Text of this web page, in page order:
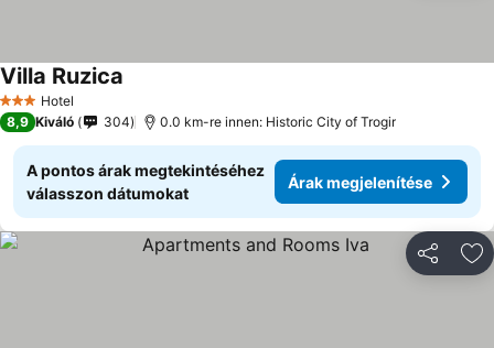
3 Kategória
Hotel
Villa Ruzica
8,9 Kiváló 304 0.0 km-re innen: Historic City of Trogir
A pontos árak megtekintéséhez
válasszon dátumokat
Árak megjelenítése